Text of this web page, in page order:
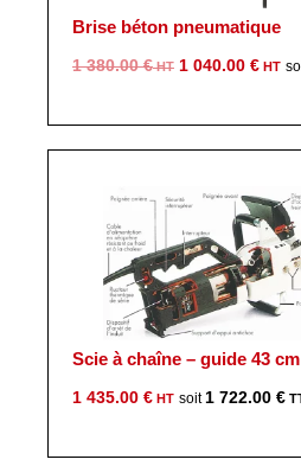
Brise béton pneumatique
1 380.00€
Le
initial
était :
380.00 €.
1 040.00 €
Le
Scie à chaîne – guide 43 cm
1 435.00 € 1 722.00 €